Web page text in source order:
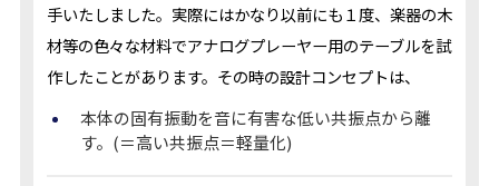
手いたしました。実際にはかなり以前にも１度、楽器の木
材等の色々な材料でアナログプレーヤー用のテーブルを試
作したことがあります。その時の設計コンセプトは、
本体の固有振動を音に有害な低い共振点から離
す。(＝高い共振点＝軽量化)